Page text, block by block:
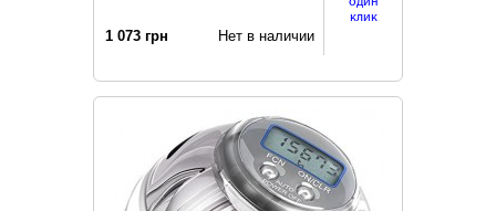
1 073 грн Нет в наличии
клик